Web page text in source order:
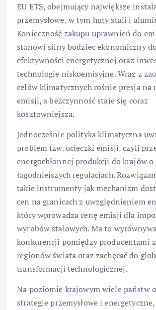
EU ETS, obejmujący największe
przemysłowe, w tym huty stali i
Konieczność zakupu uprawnień do
stanowi silny bodziec ekonomiczny
efektywności energetycznej oraz
technologie niskoemisyjne. Wraz z
celów klimatycznych rośnie presja na
emisji, a bezczynność staje się coraz
kosztowniejsza.
Jednocześnie polityka klimatyczna
problem tzw. ucieczki emisji, czyli
energochłonnej produkcji do krajów o
łagodniejszych regulacjach.
takie instrumenty jak mechanizm
cen na granicach z uwzględnieniem
który wprowadza cenę emisji dla
wyrobów stalowych. Ma to
konkurencji pomiędzy producentami
regionów świata oraz zachęcać do
transformacji technologicznej.
Na poziomie krajowym wiele państw
strategie przemysłowe i energetyczne,